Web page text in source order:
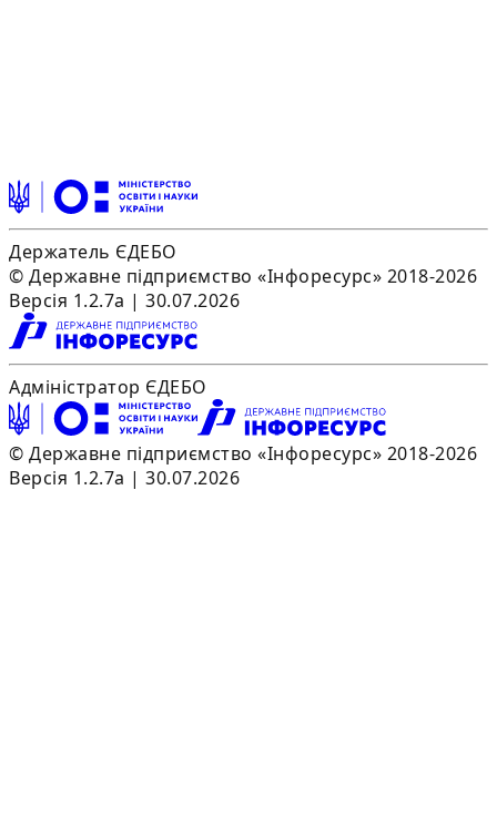
Держатель ЄДЕБО
© Державне підприємство «Інфоресурс» 2018-2026
Версія 1.2.7a | 30.07.2026
Адміністратор ЄДЕБО
© Державне підприємство «Інфоресурс» 2018-2026
Версія 1.2.7a | 30.07.2026